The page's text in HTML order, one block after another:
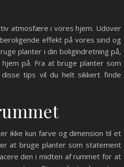
atmosfære i vores hjem. Udover
effekt på vores sind og
planter i din boligindretning på,
på. Fra at bruge planter som
tips vil du helt sikkert finde
ikke kun farve og dimension til et
at bruge planter som statement
den i midten af rummet for at